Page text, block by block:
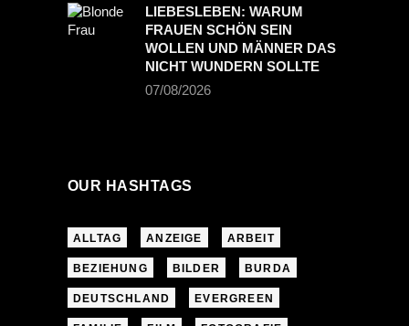
LIEBESLEBEN: WARUM
FRAUEN SCHÖN SEIN
WOLLEN UND MÄNNER DAS
NICHT WUNDERN SOLLTE
07/08/2026
OUR HASHTAGS
ALLTAG ANZEIGE ARBEIT
BEZIEHUNG BILDER BURDA
DEUTSCHLAND EVERGREEN